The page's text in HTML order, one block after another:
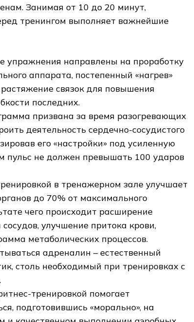
Занимая от 10 до 20 минут,
тренингом выполняет важнейшие
упражнения направлены на проработку
аппарата, постепенный «нагрев»
связок для повышения
последних.
призвана за время разогревающих
деятельность сердечно-сосудистого
его «настройки» под усиленную
пульс не должен превышать 100 ударов
в тренажерном зале улучшает
до 70% от максимального
чего происходит расширение
улучшение притока крови,
метаболических процессов.
адреналин – естественный
столь необходимый при тренировках с
тренировкой помогает
подготовившись «морально», на